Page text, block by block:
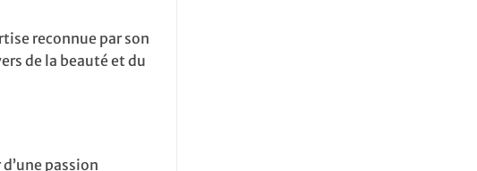
reconnue par son
de la beauté et du
passion